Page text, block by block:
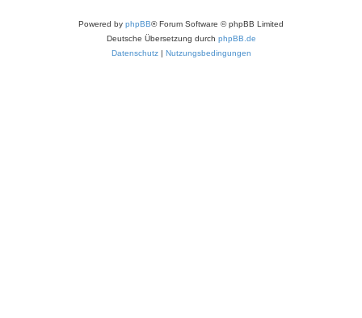
Powered by phpBB® Forum Software © phpBB Limited
Deutsche Übersetzung durch phpBB.de
Datenschutz| Nutzungsbedingungen